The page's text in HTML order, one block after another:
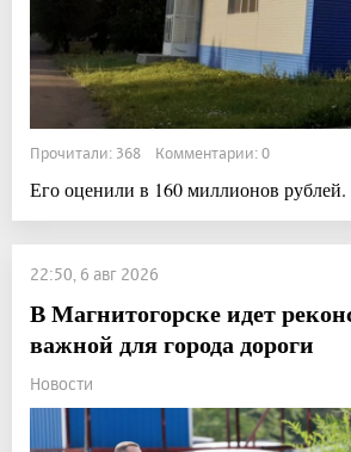
Прочитали: 368 Комментарии: 0
Его оценили в 160 миллионов рублей.
22:50, 6 авг 2026
В Магнитогорске идет
важной для города дороги
Новости